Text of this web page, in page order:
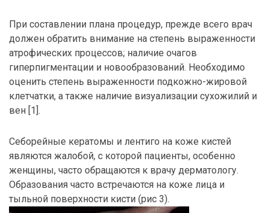
При составлении плана процедур, прежде всего врач
должен обратить внимание на степень выраженности
атрофических процессов; наличие очагов
гиперпигментации и новообразований. Необходимо
оценить степень выраженности подкожно-жировой
клетчатки, а также наличие визуализации сухожилий и
вен [1].
Себорейные кератомы и лентиго на коже кистей
являются жалобой, с которой пациенты, особенно
женщины, часто обращаются к врачу дерматологу.
Образования часто встречаются на коже лица и
тыльной поверхности кисти (рис 3).